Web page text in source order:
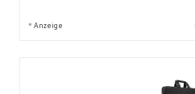
* Anzeige